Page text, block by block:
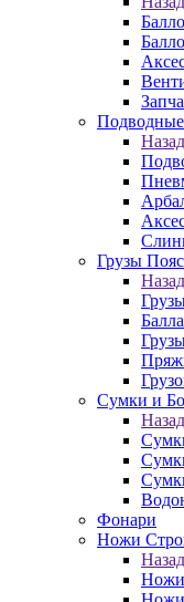
Назад
Грузы
Назад
Сумки и
Назад
Фонари
Ножи
Назад
Ножи